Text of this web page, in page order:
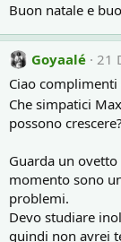
Buon natale e
Goyaalé 21
Ciao
Che simpatici
possono crescere?
Guarda un
momento sono
problemi.
Devo studiare
quindi non avrei